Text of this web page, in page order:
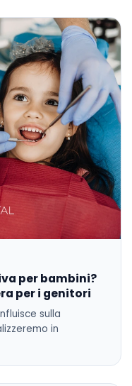
per bambini?
per i genitori
sulla
in